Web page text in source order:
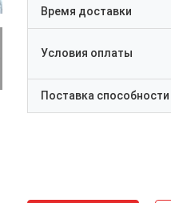
Время доставки
Условия оплаты
Поставка способности